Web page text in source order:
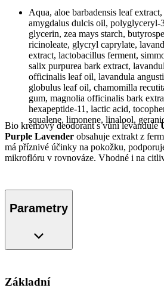
Aqua, aloe barbadensis leaf
amygdalus dulcis oil, polyglyceryl-
glycerin, zea mays starch,
ricinoleate, glycryl caprylate,
extract, lactobacillus ferment,
salix purpurea bark extract,
officinalis leaf oil, lavandula
globulus leaf oil, chamomilla
gum, magnolia officinalis bark
hexapeptide-11, lactic acid,
squalene, limonene, linalool,
Bio krémový deodorant s vůní levandule
Purple Lavender obsahuje extrakt z
má příznivé účinky na pokožku,
mikroflóru v rovnováze. Vhodné i na
Parametry
Základní